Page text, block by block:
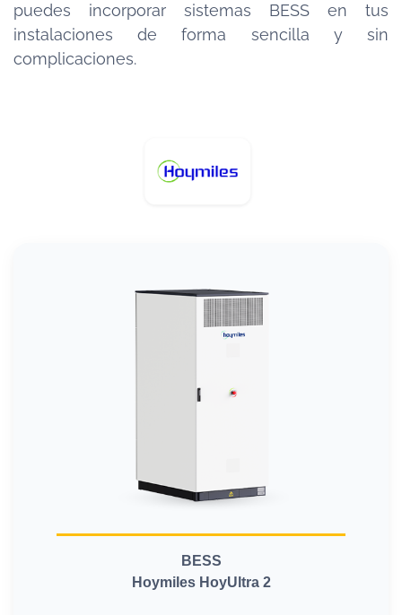
puedes incorporar sistemas BESS en tus
instalaciones de forma sencilla y sin
complicaciones.
BESS
Hoymiles HoyUltra 2